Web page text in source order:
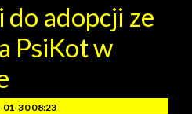
do adopcji ze
PsiKot w
30 08:23